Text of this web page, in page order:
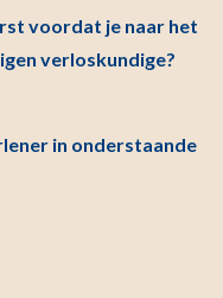
voordat je naar het
verloskundige?
in onderstaande